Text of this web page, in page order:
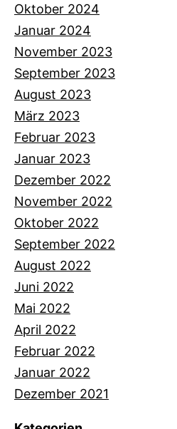
Oktober 2024
Januar 2024
November 2023
September 2023
August 2023
März 2023
Februar 2023
Januar 2023
Dezember 2022
November 2022
Oktober 2022
September 2022
August 2022
Juni 2022
Mai 2022
April 2022
Februar 2022
Januar 2022
Dezember 2021